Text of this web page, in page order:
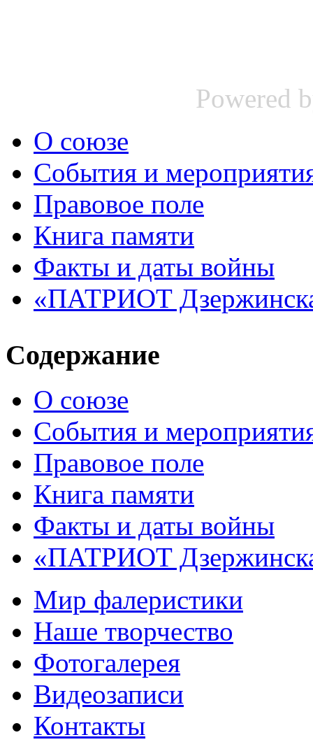
Powered
О союзе
События и
Правовое поле
Книга памяти
Факты и даты войны
«ПАТРИОТ
Содержание
О союзе
События и
Правовое поле
Книга памяти
Факты и даты войны
«ПАТРИОТ
Мир фалеристики
Наше творчество
Фотогалерея
Видеозаписи
Контакты